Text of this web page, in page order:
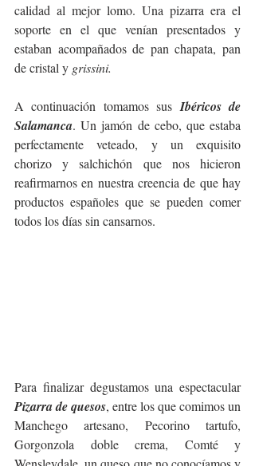
calidad al mejor lomo. Una pizarra era el
soporte en el que venían presentados y
estaban acompañados de pan chapata, pan
de cristal y grissini.
A continuación tomamos sus Ibéricos de
Salamanca. Un jamón de cebo, que estaba
perfectamente veteado, y un exquisito
chorizo y salchichón que nos hicieron
reafirmarnos en nuestra creencia de que hay
productos españoles que se pueden comer
todos los días sin cansarnos.
Para finalizar degustamos una espectacular
Pizarra de quesos, entre los que comimos un
Manchego artesano, Pecorino tartufo,
Gorgonzola doble crema, Comté y